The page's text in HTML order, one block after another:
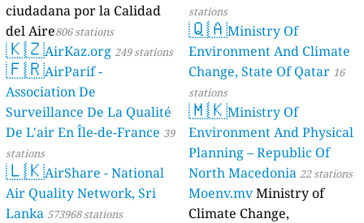
ciudadana por la Calidad
del Aire806 stations
🇰🇿AirKaz.org 249 stations
🇫🇷AirParif -
Association De
Surveillance De La Qualité
De L'air En Île-de-France 39
stations
🇱🇰AirShare - National
Air Quality Network, Sri
Lanka 573968 stations
stations
🇶🇦Ministry Of
Environment And Climate
Change, State Of Qatar 16
stations
🇲🇰Ministry Of
Environment And Physical
Planning – Republic Of
North Macedonia 22 stations
Moenv.mvMinistry of
Climate Change,